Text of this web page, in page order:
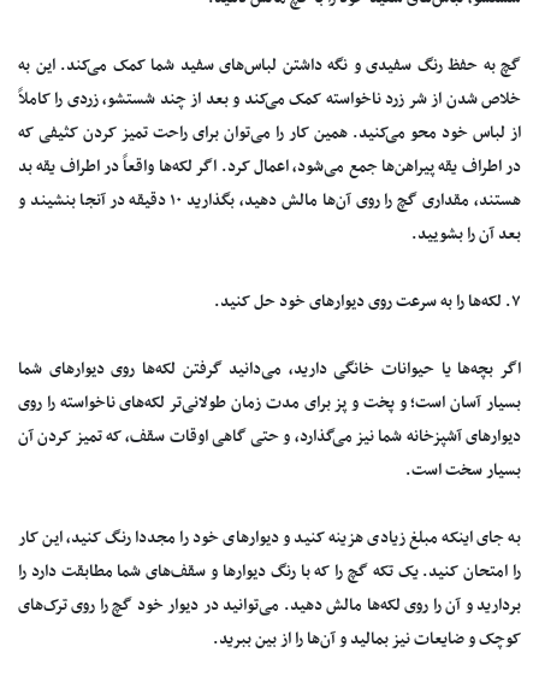
گچ به حفظ رنگ سفیدی و نگه داشتن لباس‌های سفید شما کمک می‌کند. این به
خلاص شدن از شر زرد ناخواسته کمک می‌کند و بعد از چند شستشو، زردی را کاملاً
از لباس خود محو می‌کنید. همین کار را می‌توان برای راحت تمیز کردن کثیفی که
در اطراف یقه پیراهن‌ها جمع می‌شود، اعمال کرد. اگر لکه‌ها واقعاً در اطراف یقه بد
هستند، مقداری گچ را روی آن‌ها مالش دهید، بگذارید ۱۰ دقیقه در آنجا بنشیند و
بعد آن را بشویید.
۷. لکه‌ها را به سرعت روی دیوار‌های خود حل کنید.
اگر بچه‌ها یا حیوانات خانگی دارید، می‌دانید گرفتن لکه‌ها روی دیوار‌های شما
بسیار آسان است؛ و پخت و پز برای مدت زمان طولانی‌تر لکه‌های ناخواسته را روی
دیوار‌های آشپزخانه شما نیز می‌گذارد، و حتی گاهی اوقات سقف، که تمیز کردن آن
بسیار سخت است.
به جای اینکه مبلغ زیادی هزینه کنید و دیوار‌های خود را مجددا رنگ کنید، این کار
را امتحان کنید. یک تکه گچ را که با رنگ دیوار‌ها و سقف‌های شما مطابقت دارد را
بردارید و آن را روی لکه‌ها مالش دهید. می‌توانید در دیوار خود گچ را روی ترک‌های
کوچک و ضایعات نیز بمالید و آن‌ها را از بین ببرید.